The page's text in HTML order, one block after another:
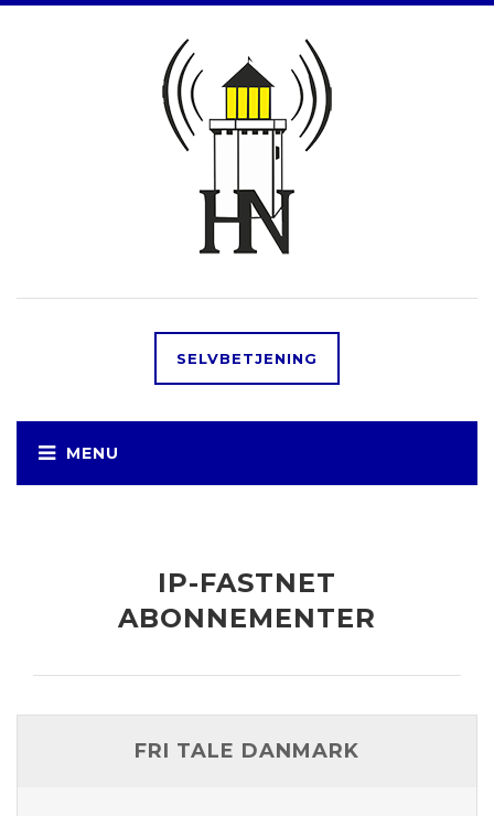
SELVBETJENING
IP-FASTNET
ABONNEMENTER
FRI TALE DANMARK